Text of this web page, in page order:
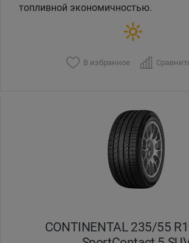
топливной экономичностью.
В избранное
CONTINENTAL 235/55